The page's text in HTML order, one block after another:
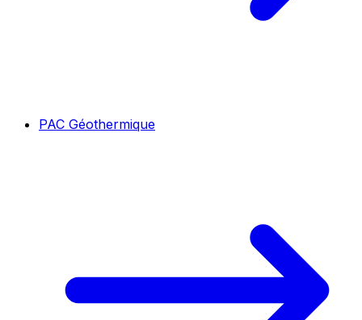
PAC Géothermique